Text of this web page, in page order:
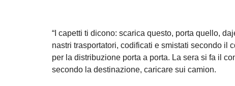
“I capetti ti dicono: scarica questo, porta quello,
nastri trasportatori, codificati e smistati secondo il
per la distribuzione porta a porta. La sera si fa il
secondo la destinazione, caricare sui camion.